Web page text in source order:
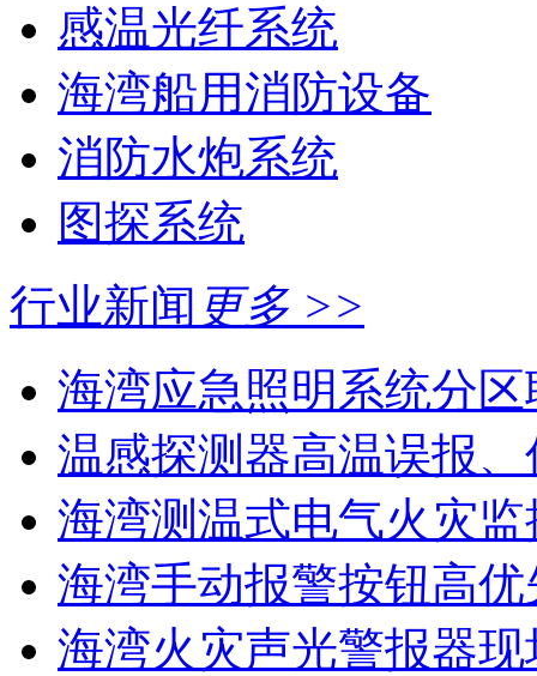
感温光纤系统
海湾船用消防设备
消防水炮系统
图探系统
行业新闻 更多 >>
海湾应急照明系统分区
温感探测器高温误报
海湾测温式电气火灾监
海湾手动报警按钮高
海湾火灾声光警报器